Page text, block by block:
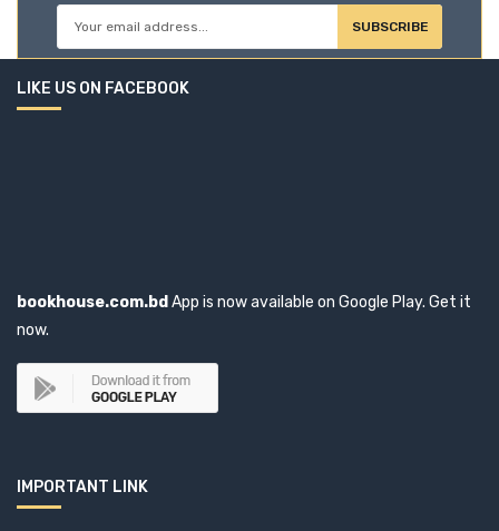
SUBSCRIBE
LIKE US ON FACEBOOK
bookhouse.com.bd App is now available on Google Play. Get it
now.
IMPORTANT LINK